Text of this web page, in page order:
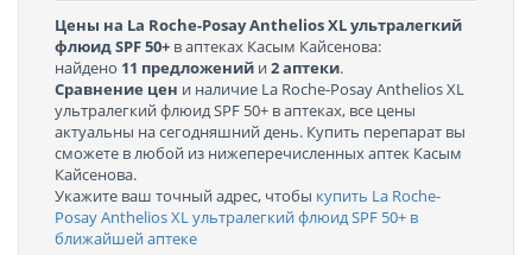
Цены на La Roche-Posay Anthelios XL ультралегкий
флюид SPF 50+ в аптеках Касым Кайсенова:
найдено 11 предложений и2 аптеки.
Сравнение цен и наличие La Roche-Posay Anthelios XL
ультралегкий флюид SPF 50+ в аптеках, все цены
актуальны на сегодняшний день. Купить перепарат вы
сможете в любой из нижеперечисленных аптек Касым
Кайсенова.
Укажите ваш точный адрес, чтобы купить La Roche-
Posay Anthelios XL ультралегкий флюид SPF 50+ в
ближайшей аптеке